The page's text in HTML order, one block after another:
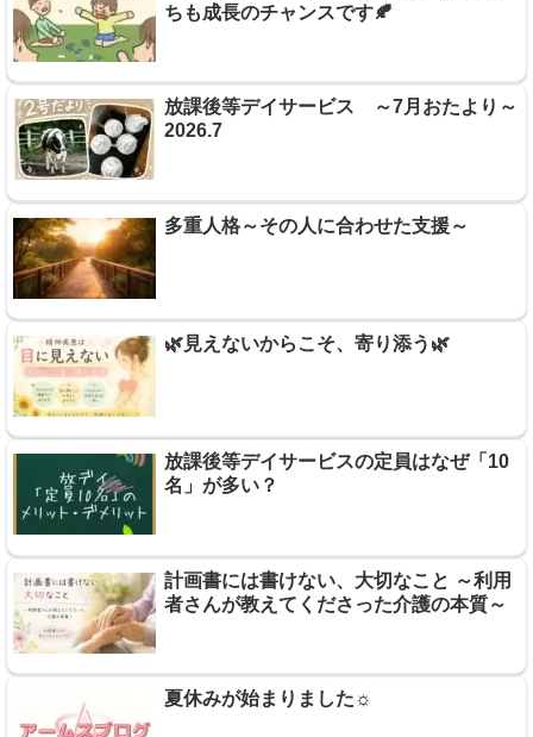
ちも成長のチャンスです🍂
放課後等デイサービス ～7月おたより～
2026.7
多重人格～その人に合わせた支援～
🌿見えないからこそ、寄り添う🌿
放課後等デイサービスの定員はなぜ「10
名」が多い？
計画書には書けない、大切なこと ～利用
者さんが教えてくださった介護の本質～
夏休みが始まりました☼